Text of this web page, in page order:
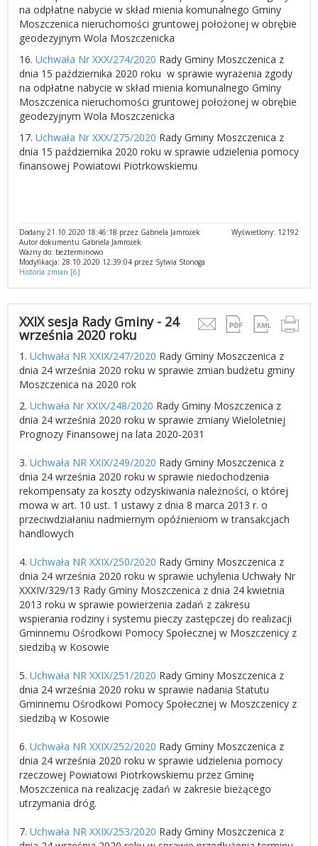
na odpłatne nabycie w skład mienia komunalnego Gminy
Moszczenica nieruchomości gruntowej położonej w obrębie
geodezyjnym Wola Moszczenicka
16. Uchwała Nr XXX/274/2020 Rady Gminy Moszczenica z
dnia 15 października 2020 roku w sprawie wyrażenia zgody
na odpłatne nabycie w skład mienia komunalnego Gminy
Moszczenica nieruchomości gruntowej położonej w obrębie
geodezyjnym Wola Moszczenicka
17. Uchwała Nr XXX/275/2020 Rady Gminy Moszczenica z
dnia 15 października 2020 roku w sprawie udzielenia pomocy
finansowej Powiatowi Piotrkowskiemu
Wyświetlony: 12192
Dodany 21.10.2020 18:46:18 przez Gabriela Jamrożek
Autor dokumentu Gabriela Jamrożek
Ważny do: bezterminowo
Modyfikacja: 28.10.2020 12:39:04 przez Sylwia Stonoga
Historia zmian [6]
XXIX sesja Rady Gminy - 24
września 2020 roku
1. Uchwała NR XXIX/247/2020 Rady Gminy Moszczenica z
dnia 24 września 2020 roku w sprawie zmian budżetu gminy
Moszczenica na 2020 rok
2. Uchwała Nr XXIX/248/2020 Rady Gminy Moszczenica z
dnia 24 września 2020 roku w sprawie zmiany Wieloletniej
Prognozy Finansowej na lata 2020-2031
3. Uchwała NR XXIX/249/2020 Rady Gminy Moszczenica z
dnia 24 września 2020 roku w sprawie niedochodzenia
rekompensaty za koszty odzyskiwania należności, o której
mowa w art. 10 ust. 1 ustawy z dnia 8 marca 2013 r. o
przeciwdziałaniu nadmiernym opóźnieniom w transakcjach
handlowych
4. Uchwała NR XXIX/250/2020 Rady Gminy Moszczenica z
dnia 24 września 2020 roku w sprawie uchylenia Uchwały Nr
XXXIV/329/13 Rady Gminy Moszczenica z dnia 24 kwietnia
2013 roku w sprawie powierzenia zadań z zakresu
wspierania rodziny i systemu pieczy zastępczej do realizacji
Gminnemu Ośrodkowi Pomocy Społecznej w Moszczenicy z
siedzibą w Kosowie
5. Uchwała NR XXIX/251/2020 Rady Gminy Moszczenica z
dnia 24 września 2020 roku w sprawie nadania Statutu
Gminnemu Ośrodkowi Pomocy Społecznej w Moszczenicy z
siedzibą w Kosowie
6. Uchwała NR XXIX/252/2020 Rady Gminy Moszczenica z
dnia 24 września 2020 roku w sprawie udzielenia pomocy
rzeczowej Powiatowi Piotrkowskiemu przez Gminę
Moszczenica na realizację zadań w zakresie bieżącego
utrzymania dróg.
7. Uchwała NR XXIX/253/2020 Rady Gminy Moszczenica z